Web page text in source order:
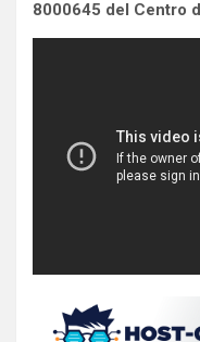
8000645 del Centro